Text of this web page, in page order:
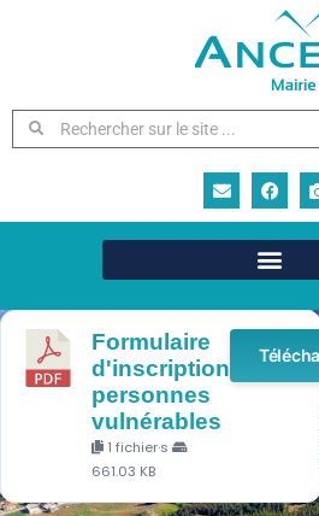
Formulaire
d'inscription
personnes
vulnérables
1 fichier·s
661.03 KB
OFFRE
TRICE